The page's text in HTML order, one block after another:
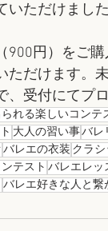
ただけまし
900円）をご購
だけます。
、受付にてプ
れる楽しいコンテ
大人の習い事バレ
バレエの衣装 クラ
テスト バレエレッ
バレエ好きな人と繋